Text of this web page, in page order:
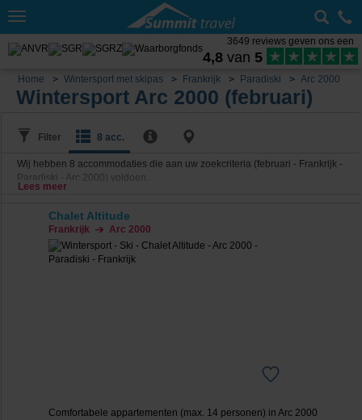
Toggle
3649 reviews geven ons een
4,8 van 5
Home Wintersport met skipas Frankrijk Paradiski Arc 2000
Wintersport Arc 2000 (februari)
Filter 8 acc.
Wij hebben 8 accommodaties die aan uw zoekcriteria (februari - Frankrijk -
Paradiski - Arc 2000) voldoen.
Lees meer
Chalet Altitude
Frankrijk Arc 2000
Comfortabele appartementen (max. 14 personen) in Arc 2000